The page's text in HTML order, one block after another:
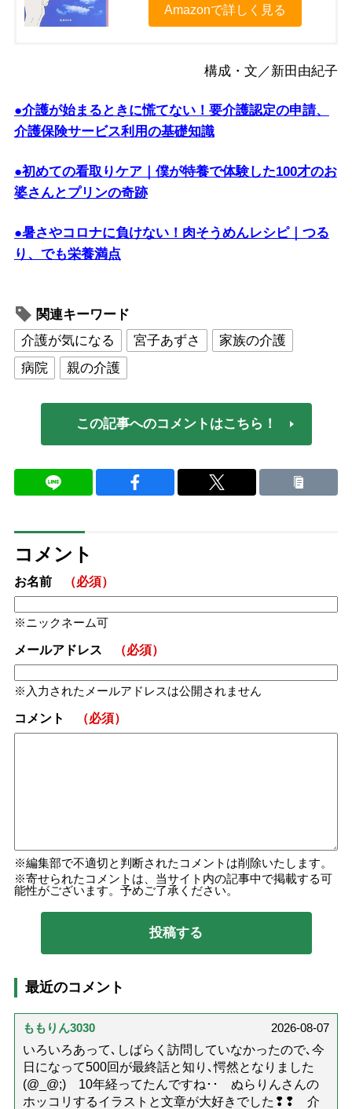
Amazonで詳しく見る
構成・文／新田由紀子
●介護が始まるときに慌てない！要介護認定の申請、
介護保険サービス利用の基礎知識
●初めての看取りケア｜僕が特養で体験した100才のお
婆さんとプリンの奇跡
●暑さやコロナに負けない！肉そうめんレシピ｜つる
り、でも栄養満点
関連キーワード
介護が気になる
宮子あずさ
家族の介護
病院
親の介護
この記事へのコメントはこちら！
コメント
お名前 （必須）
ニックネーム可
メールアドレス （必須）
入力されたメールアドレスは公開されません
コメント （必須）
編集部で不適切と判断されたコメントは削除いたします。
寄せられたコメントは、当サイト内の記事中で掲載する可
能性がございます。予めご了承ください。
最近のコメント
ももりん3030
2026-08-07
いろいろあって､しばらく訪問していなかったので､今
日になって500回が最終話と知り､愕然となりました
(@_@;) 10年経ってたんですね･･ ぬらりんさんの
ホッコリするイラストと文章が大好きでした❢❢ 介